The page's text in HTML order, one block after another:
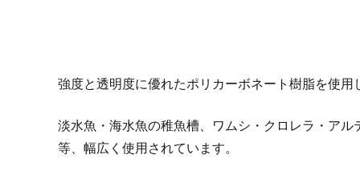
強度と透明度に優れたポリカーボネート樹脂を使用
淡水魚・海水魚の稚魚槽、ワムシ・クロレラ・ア
等、幅広く使用されています。